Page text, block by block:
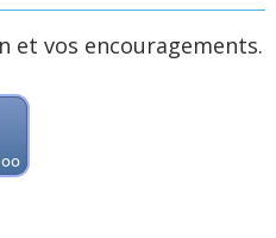
et vos encouragements.